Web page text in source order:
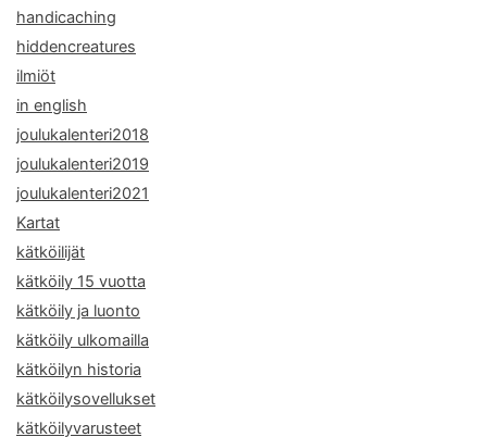
handicaching
hiddencreatures
ilmiöt
in english
joulukalenteri2018
joulukalenteri2019
joulukalenteri2021
Kartat
kätköilijät
kätköily 15 vuotta
kätköily ja luonto
kätköily ulkomailla
kätköilyn historia
kätköilysovellukset
kätköilyvarusteet